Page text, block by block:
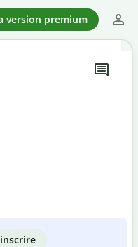
version premium